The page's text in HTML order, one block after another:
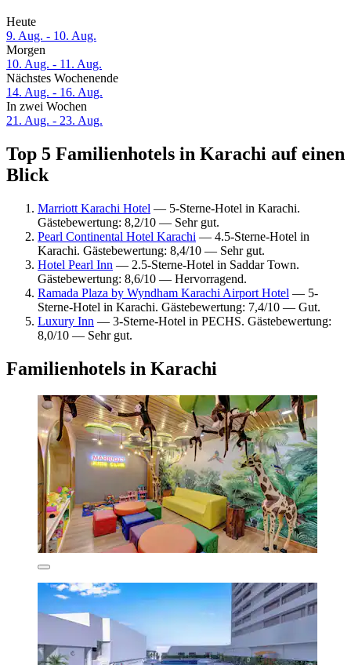
Heute
9. Aug. - 10. Aug.
Morgen
10. Aug. - 11. Aug.
Nächstes Wochenende
14. Aug. - 16. Aug.
In zwei Wochen
21. Aug. - 23. Aug.
Top 5 Familienhotels in Karachi auf einen
Blick
Marriott Karachi Hotel — 5-Sterne-Hotel in Karachi.
Gästebewertung: 8,2/10 — Sehr gut.
Pearl Continental Hotel Karachi — 4.5-Sterne-Hotel in
Karachi. Gästebewertung: 8,4/10 — Sehr gut.
Hotel Pearl Inn — 2.5-Sterne-Hotel in Saddar Town.
Gästebewertung: 8,6/10 — Hervorragend.
Ramada Plaza by Wyndham Karachi Airport Hotel — 5-
Sterne-Hotel in Karachi. Gästebewertung: 7,4/10 — Gut.
Luxury Inn — 3-Sterne-Hotel in PECHS. Gästebewertung:
8,0/10 — Sehr gut.
Familienhotels in Karachi